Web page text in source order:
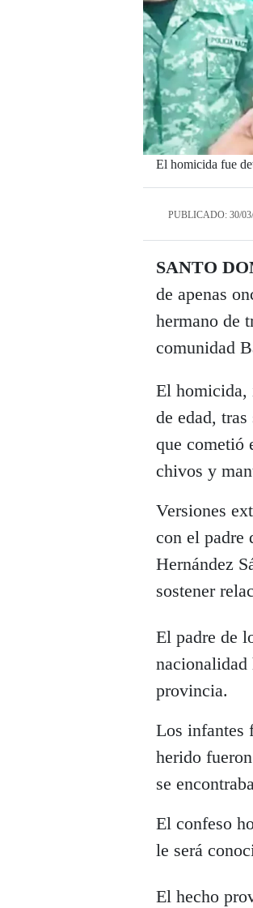
El homicida fue
PUBLICADO: 30/
SANTO
de apenas
hermano de
comunidad
El homicida,
de edad,
que cometió
chivos y
Versiones
con el padre
Hernández
sostener
El padre de
nacionalidad
provincia.
Los infantes
herido
se
El confeso
le será
El hecho